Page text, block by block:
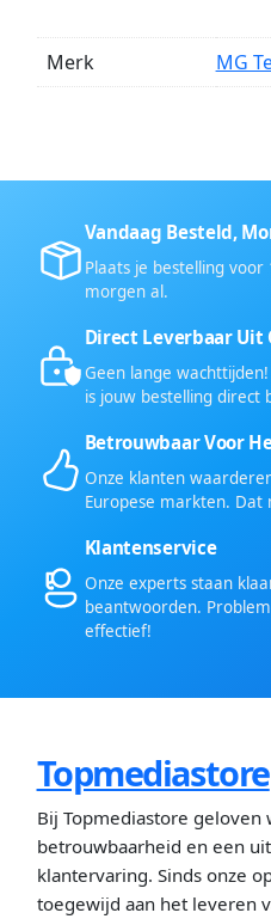
Merk MG
Vandaag Besteld,
Plaats je bestelling
morgen al.
Direct Leverbaar Uit
Geen lange
is jouw bestelling direct
Betrouwbaar Voor
Onze klanten
Europese markten. Dat
Klantenservice
Onze experts staan
beantwoorden.
effectief!
Topmediastore
Bij Topmediastore geloven
betrouwbaarheid en een
klantervaring. Sinds onze
toegewijd aan het leveren